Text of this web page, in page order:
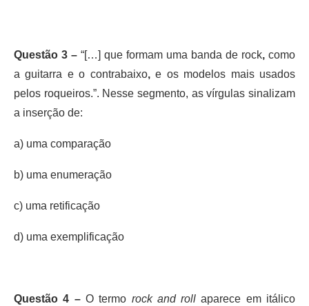
Questão 3 – “[…] que formam uma banda de rock, como
a guitarra e o contrabaixo,e os modelos mais usados
pelos roqueiros.”. Nesse segmento, as vírgulas sinalizam
a inserção de:
a) uma comparação
b) uma enumeração
c) uma retificação
d) uma exemplificação
Questão 4 –O termo rock and roll aparece em itálico